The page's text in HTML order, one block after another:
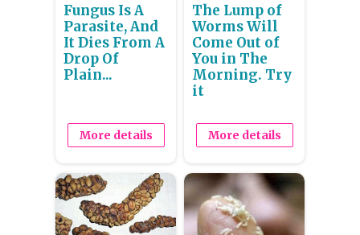
Fungus Is A
Parasite, And
It Dies From A
Drop Of
Plain...
More details
The Lump of
Worms Will
Come Out of
You in The
Morning. Try
it
More details